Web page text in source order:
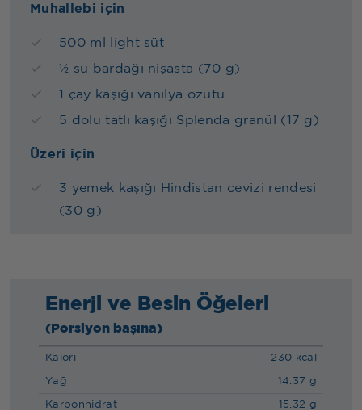
Muhallebi için
500 ml light süt
½ su bardağı nişasta (70 g)
1 çay kaşığı vanilya özütü
5 dolu tatlı kaşığı Splenda granül (17 g)
Üzeri için
3 yemek kaşığı Hindistan cevizi rendesi
(30 g)
Enerji ve Besin Öğeleri
(Porsiyon başına)
Kalori 230 kcal
Yağ 14.37 g
Karbonhidrat 15.32 g